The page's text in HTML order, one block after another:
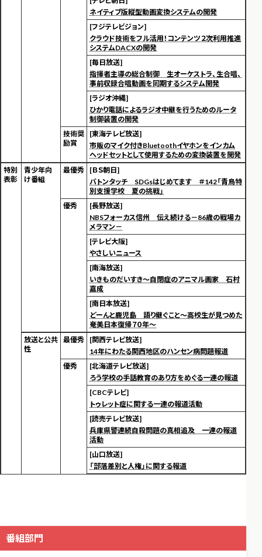
ネイティブ版縦型動画変換システムの開発
[フジテレビジョン]
クラウド技術をフル活用！コンテンツ２次利用推進
システムDACXの開発
[毎日放送]
指揮者主導の総合制御 生オーケストラ、生合唱、
事前収録合唱動画を同期するシステム開発
[ラジオ沖縄]
ひかり電話によるラジオ中継を行うためのルータ
制御装置の開発
技術奨
励賞
[東海テレビ放送]
市販のマイク付きBluetoothイヤホンをインカム
ヘッドセットとして使用するための変換装置を開発
特別
表彰
青少年向
け番組
最優秀
[ＢＳ朝日]
バトンタッチ SDGsはじめてます ＃142「青鳥特
別支援学校 夏の挑戦」
優秀
[長野放送]
NBSフォーカス信州 伝え続ける－86歳の戦場カ
メラマン－
[テレビ大阪]
やさしいニュース
[南海放送]
いきものだいすき～自閉症のアニマル画家 石村
嘉成
[南日本放送]
どーんと鹿児島 語り継ぐこと～高校生が見つめた
奄美日本復帰７０年～
放送と公共
性
最優秀
[関西テレビ放送]
14年にわたる関西地区のハンセン病問題報道
優秀
[北海道テレビ放送]
ろう学校の手話教育のあり方をめぐる一連の報道
[CBCテレビ]
トゥレット症に関する一連の報道活動
[読売テレビ放送]
兵庫県警連続自殺問題の真相追及 一連の報道
活動
[山口放送]
「部落差別と人権」に関する報道
番組部門